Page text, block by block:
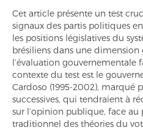
Cet article présente un test
signaux des partis politiques
les positions législatives du
brésiliens dans une
l’évaluation gouvernementale
contexte du test est le
Cardoso (1995-2002), marqué
successives, qui tendraient à
sur l’opinion publique, face
traditionnel des théories du